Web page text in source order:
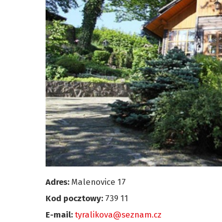
Adres: Malenovice 17
Kod pocztowy: 739 11
E-mail: tyralikova@seznam.cz